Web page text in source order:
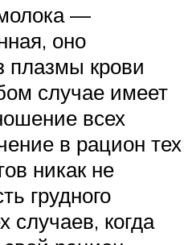
—
оно
плазмы крови
случае имеет
всех
в рацион тех
никак не
грудного
случаев, когда